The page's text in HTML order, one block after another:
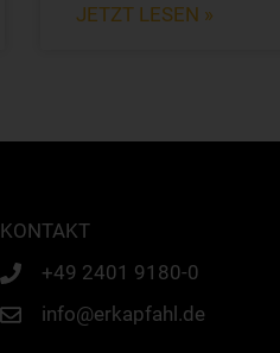
JETZT LESEN »
KONTAKT
+49 2401 9180-0
info@erkapfahl.de